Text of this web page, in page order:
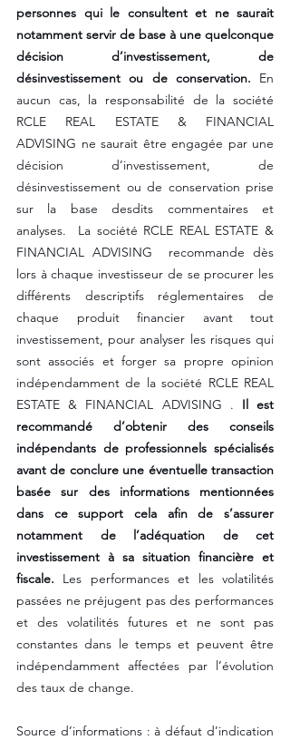
personnes qui le consultent et ne saurait
notamment servir de base à une quelconque
décision d’investissement, de
désinvestissement ou de conservation. En
aucun cas, la responsabilité de la société
RCLE REAL ESTATE & FINANCIAL
ADVISING ne saurait être engagée par une
décision d’investissement, de
désinvestissement ou de conservation prise
sur la base desdits commentaires et
analyses.  La société RCLE REAL ESTATE &
FINANCIAL ADVISING  recommande dès
lors à chaque investisseur de se procurer les
différents descriptifs réglementaires de
chaque produit financier avant tout
investissement, pour analyser les risques qui
sont associés et forger sa propre opinion
indépendamment de la société RCLE REAL
ESTATE & FINANCIAL ADVISING . Il est
recommandé d’obtenir des conseils
indépendants de professionnels spécialisés
avant de conclure une éventuelle transaction
basée sur des informations mentionnées
dans ce support cela afin de s’assurer
notamment de l’adéquation de cet
investissement à sa situation financière et
fiscale. Les performances et les volatilités
passées ne préjugent pas des performances
et des volatilités futures et ne sont pas
constantes dans le temps et peuvent être
indépendamment affectées par l’évolution
des taux de change.
Source d’informations : à défaut d’indication